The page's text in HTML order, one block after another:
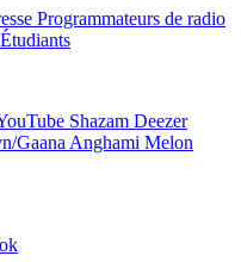
Programmateurs de radio
Étudiants
Shazam Deezer
Gaana Anghami Melon